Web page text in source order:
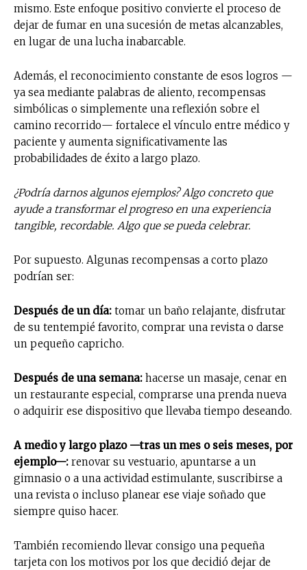
mismo. Este enfoque positivo convierte el proceso de
dejar de fumar en una sucesión de metas alcanzables,
en lugar de una lucha inabarcable.
Además, el reconocimiento constante de esos logros —
ya sea mediante palabras de aliento, recompensas
simbólicas o simplemente una reflexión sobre el
camino recorrido— fortalece el vínculo entre médico y
paciente y aumenta significativamente las
probabilidades de éxito a largo plazo.
¿Podría darnos algunos ejemplos? Algo concreto que
ayude a transformar el progreso en una experiencia
tangible, recordable. Algo que se pueda celebrar.
Por supuesto. Algunas recompensas a corto plazo
podrían ser:
Después de un día: tomar un baño relajante, disfrutar
de su tentempié favorito, comprar una revista o darse
un pequeño capricho.
Después de una semana: hacerse un masaje, cenar en
un restaurante especial, comprarse una prenda nueva
o adquirir ese dispositivo que llevaba tiempo deseando.
A medio y largo plazo —tras un mes o seis meses, por
ejemplo—: renovar su vestuario, apuntarse a un
gimnasio o a una actividad estimulante, suscribirse a
una revista o incluso planear ese viaje soñado que
siempre quiso hacer.
También recomiendo llevar consigo una pequeña
tarjeta con los motivos por los que decidió dejar de